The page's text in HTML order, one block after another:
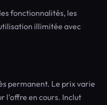
fonctionnalités, les
illimitée avec
permanent. Le prix varie
l'offre en cours. Inclut